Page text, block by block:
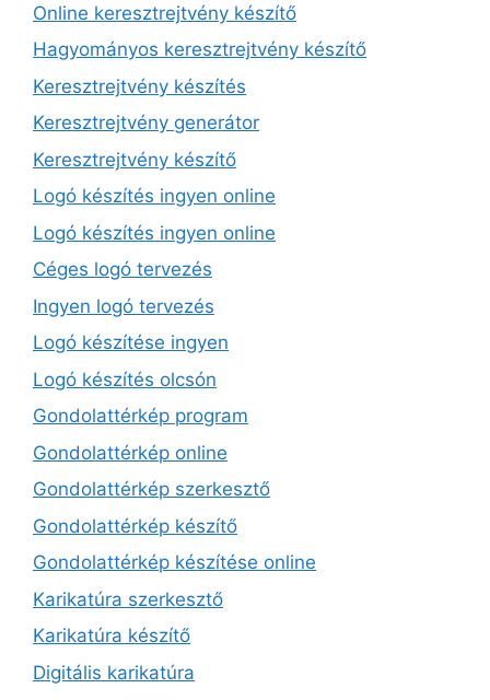
Online keresztrejtvény készítő
Hagyományos keresztrejtvény készítő
Keresztrejtvény készítés
Keresztrejtvény generátor
Keresztrejtvény készítő
Logó készítés ingyen online
Logó készítés ingyen online
Céges logó tervezés
Ingyen logó tervezés
Logó készítése ingyen
Logó készítés olcsón
Gondolattérkép program
Gondolattérkép online
Gondolattérkép szerkesztő
Gondolattérkép készítő
Gondolattérkép készítése online
Karikatúra szerkesztő
Karikatúra készítő
Digitális karikatúra